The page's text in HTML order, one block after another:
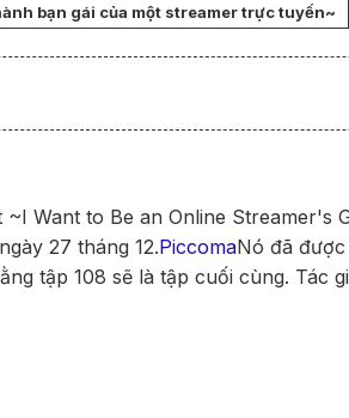
bạn gái của một streamer trực tuyến~
Want to Be an Online Streamer's
27 tháng 12.PiccomaNó đã
tập 108 sẽ là tập cuối cùng. Tác